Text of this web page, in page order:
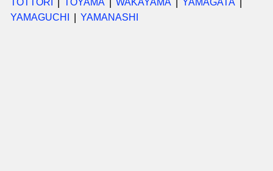
TOTTORI
TOYAMA WAKAYAMA
YAMAGATA
YAMAGUCHI
YAMANASHI